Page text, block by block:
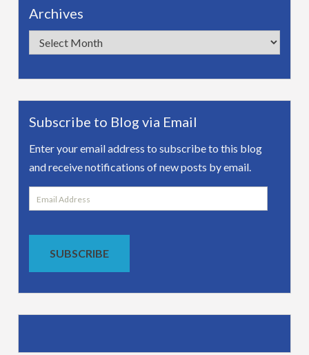
Archives
Archives
Subscribe to Blog via Email
Enter your email address to subscribe to this blog
and receive notifications of new posts by email.
Email
Address
SUBSCRIBE